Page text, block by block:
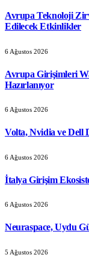
Avrupa Teknoloji
Edilecek Etkinlikler
6 Ağustos 2026
Avrupa Girişimleri
Hazırlanıyor
6 Ağustos 2026
Volta, Nvidia ve Dell
6 Ağustos 2026
İtalya Girişim
6 Ağustos 2026
Neuraspace, Uydu
5 Ağustos 2026